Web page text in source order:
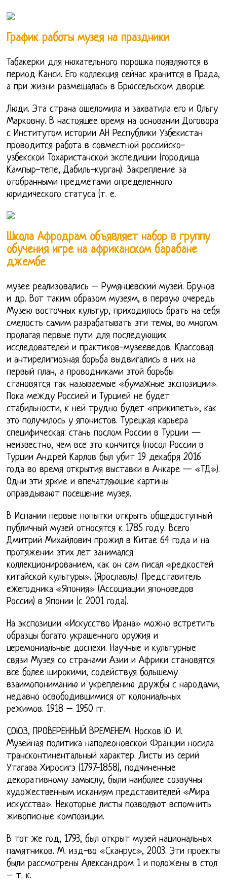
График работы музея на праздники
Табакерки для нюхательного порошка появляются в
период Канси. Его коллекция сейчас хранится в Прада,
а при жизни размещалась в Брюссельском дворце.
Люди. Эта страна ошеломила и захватила его и Ольгу
Марковну. В настоящее время на основании Договора
с Институтом истории АН Республики Узбекистан
проводится работа в совместной российско-
узбекской Тохаристанской экспедиции (городища
Кампыр-тепе, Дабиль-курган). Закрепление за
отобранными предметами определенного
юридического статуса (т. е.
Школа Афродрам объявляет набор в группу
обучения игре на африканском барабане
джембе
музее реализовались – Румянцевский музей. Брунов
и др. Вот таким образом музеям, в первую очередь
Музею восточных культур, приходилось брать на себя
смелость самим разрабатывать эти темы, во многом
пролагая первые пути для последующих
исследователей и практиков-музееведов. Классовая
и антирелигиозная борьба выдвигались в них на
первый план, а проводниками этой борьбы
становятся так называемые «бумажные экспозиции».
Пока между Россией и Турцией не будет
стабильности, к ней трудно будет «прикипеть», как
это получилось у японистов. Турецкая карьера
специфическая: стань послом России в Турции —
неизвестно, чем все это кончится (посол России в
Турции Андрей Карлов был убит 19 декабря 2016
года во время открытия выставки в Анкаре — «ТД»).
Одни эти яркие и впечатляющие картины
оправдывают посещение музея.
В Испании первые попытки открыть общедоступный
публичный музей относятся к 1785 году. Всего
Дмитрий Михайлович прожил в Китае 64 года и на
протяжении этих лет занимался
коллекционированием, как он сам писал «редкостей
китайской культуры». (Ярославль). Представитель
ежегодника «Япония» (Ассоциации японоведов
России) в Японии (с 2001 года).
На экспозиции «Искусство Ирана» можно встретить
образцы богато украшенного оружия и
церемониальные доспехи. Научные и культурные
связи Музея со странами Азии и Африки становятся
все более широкими, содействуя большему
взаимопониманию и укреплению дружбы с народами,
недавно освободившимися от колониальных
режимов. 1918 – 1950 гг.
СОЮЗ, ПРОВЕРЕННЫЙ ВРЕМЕНЕМ. Носков Ю. И.
Музейная политика наполеоновской Франции носила
трансконтинентальный характер. Листы из серий
Утагава Хиросигэ (1797-1858), подчиненные
декоративному замыслу, были наиболее созвучны
художественным исканиям представителей «Мира
искусства». Некоторые листы позволяют вспомнить
живописные композиции.
В тот же год, 1793, был открыт музей национальных
памятников. М. изд-во «Сканрус», 2003. Эти проекты
были рассмотрены Александром 1 и положены в стол
– т. к.